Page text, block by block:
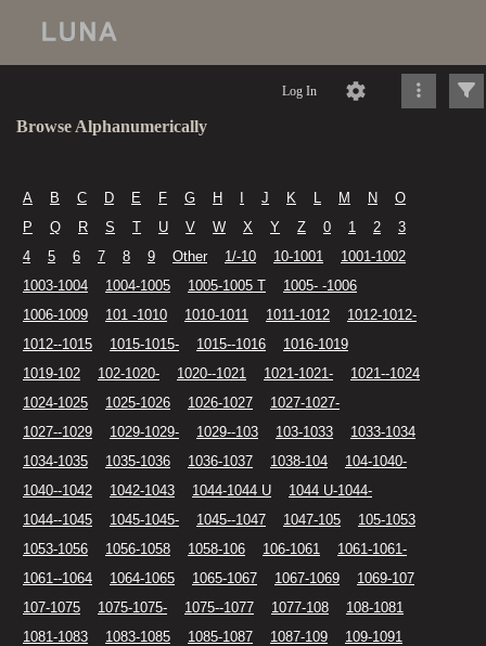
Log In
Browse Alphanumerically
A B C D E F G H J K L M N
O
P
Q R S T U V W X Y Z 0 1 2
3
4
5 6 7 8 9 Other 1/-10 10-1001
1001-1002
1003-1004
1004-1005 1005-1005 T
1005- -1006
1006-1009
101 -1010 1010-1011 1011-1012
1012-1012-
1012--1015
1015-1015- 1015--1016
1016-1019
1019-102
102-1020- 1020--1021 1021-1021-
1021--1024
1024-1025
1025-1026 1026-1027
1027-1027-
1027--1029
1029-1029- 1029--103 103-1033
1033-1034
1034-1035
1035-1036 1036-1037 1038-104
104-1040-
1040--1042
1042-1043 1044-1044 U
1044 U-1044-
1044--1045
1045-1045- 1045--1047 1047-105
105-1053
1053-1056
1056-1058 1058-106 106-1061
1061-1061-
1061--1064
1064-1065 1065-1067 1067-1069
1069-107
107-1075
1075-1075- 1075--1077 1077-108
108-1081
1081-1083
1083-1085 1085-1087 1087-109
109-1091